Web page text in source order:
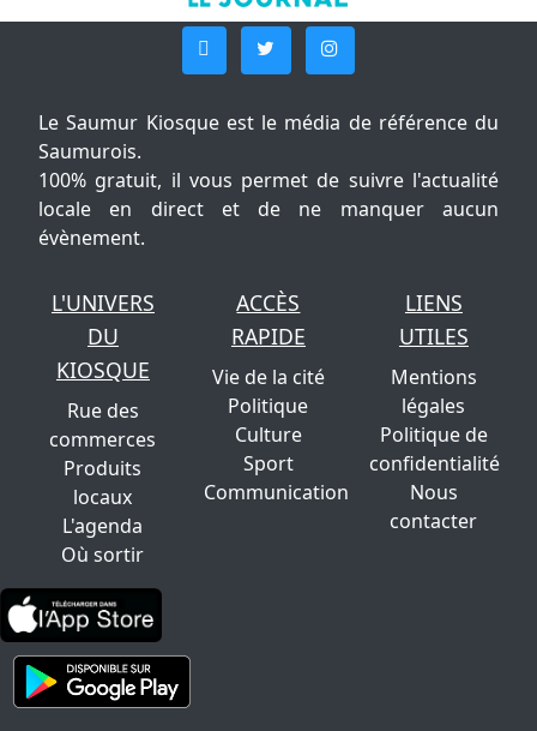
Le Saumur Kiosque est le média de référence du
Saumurois.
100% gratuit, il vous permet de suivre l'actualité
locale en direct et de ne manquer aucun
évènement.
L'UNIVERS
DU
KIOSQUE
Rue des
commerces
Produits
locaux
L'agenda
Où sortir
ACCÈS
RAPIDE
Vie de la cité
Politique
Culture
Sport
Communication
LIENS
UTILES
Mentions
légales
Politique de
confidentialité
Nous
contacter